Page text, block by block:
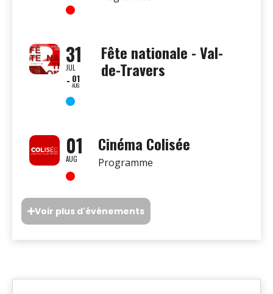
31
JUL
01
AUG
Fête nationale - Val-
de-Travers
01
AUG
Cinéma Colisée
Programme
Voir plus d'événements